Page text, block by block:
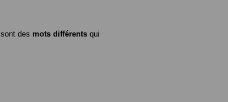
sont des mots différents qui